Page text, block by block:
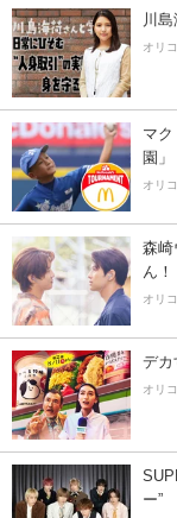
川
オリ
マ
園」
オリ
森崎
ん！
オリ
デカ
オリ
ー”